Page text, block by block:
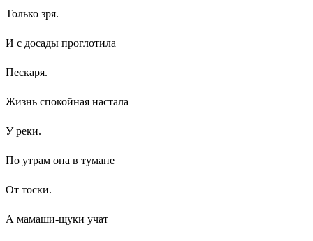
Только зря.
И с досады проглотила
Пескаря.
Жизнь спокойная настала
У реки.
По утрам она в тумане
От тоски.
А мамаши-щуки учат